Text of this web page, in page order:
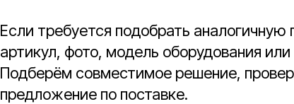
Если требуется подобрать
артикул, фото, модель оборудования
Подберём совместимое решение,
предложение по поставке.